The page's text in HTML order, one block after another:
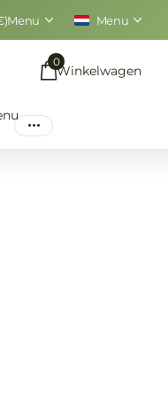
Menu Menu
Winkelwagen
0